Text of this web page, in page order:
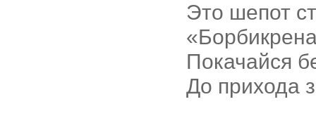
Это шепот
Покачайся
До прихода